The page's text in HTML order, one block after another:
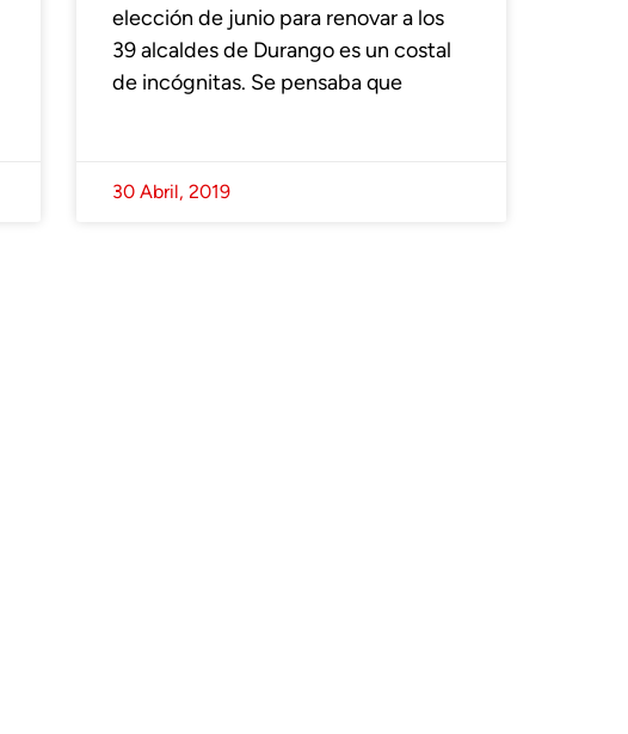
elección de junio para renovar a los
39 alcaldes de Durango es un costal
de incógnitas. Se pensaba que
30 Abril, 2019